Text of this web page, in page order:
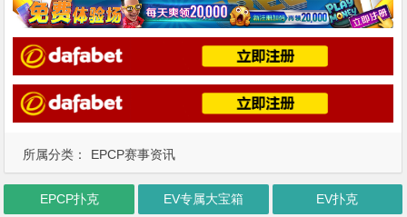
所属分类： EPCP赛事资讯
EPCP扑克 EV专属大宝箱 EV扑克